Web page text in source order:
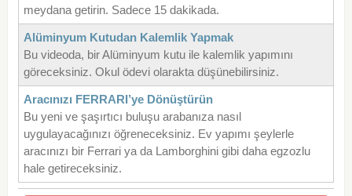
meydana getirin. Sadece 15 dakikada.
Alüminyum Kutudan Kalemlik Yapmak
Bu videoda, bir Alüminyum kutu ile kalemlik yapımını
göreceksiniz. Okul ödevi olarakta düşünebilirsiniz.
Aracınızı FERRARI’ye Dönüştürün
Bu yeni ve şaşırtıcı buluşu arabanıza nasıl
uygulayacağınızı öğreneceksiniz. Ev yapımı şeylerle
aracınızı bir Ferrari ya da Lamborghini gibi daha egzozlu
hale getireceksiniz.